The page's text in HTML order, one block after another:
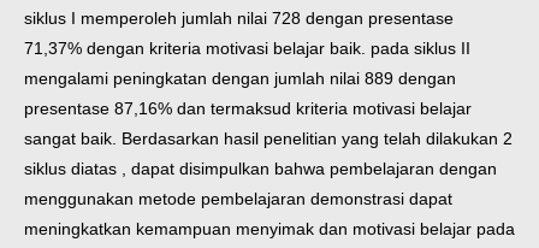
siklus I memperoleh jumlah nilai 728 dengan presentase
71,37% dengan kriteria motivasi belajar baik. pada siklus II
mengalami peningkatan dengan jumlah nilai 889 dengan
presentase 87,16% dan termaksud kriteria motivasi belajar
sangat baik. Berdasarkan hasil penelitian yang telah dilakukan 2
siklus diatas , dapat disimpulkan bahwa pembelajaran dengan
menggunakan metode pembelajaran demonstrasi dapat
meningkatkan kemampuan menyimak dan motivasi belajar pada